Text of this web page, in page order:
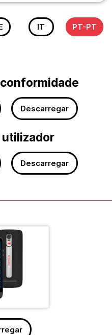
IT PT-PT
Descarregar
utilizador
Descarregar